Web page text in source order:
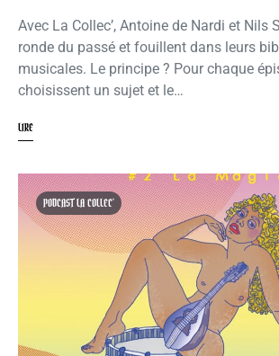
Avec La Collec’, Antoine de Nardi et Nils
ronde du passé et fouillent dans leurs
musicales. Le principe ? Pour chaque
choisissent un sujet et le…
LIRE
PODCAST LA COLLEC'